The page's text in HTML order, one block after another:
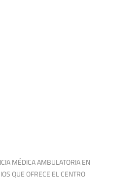
MÉDICA AMBULATORIA EN
QUE OFRECE EL CENTRO